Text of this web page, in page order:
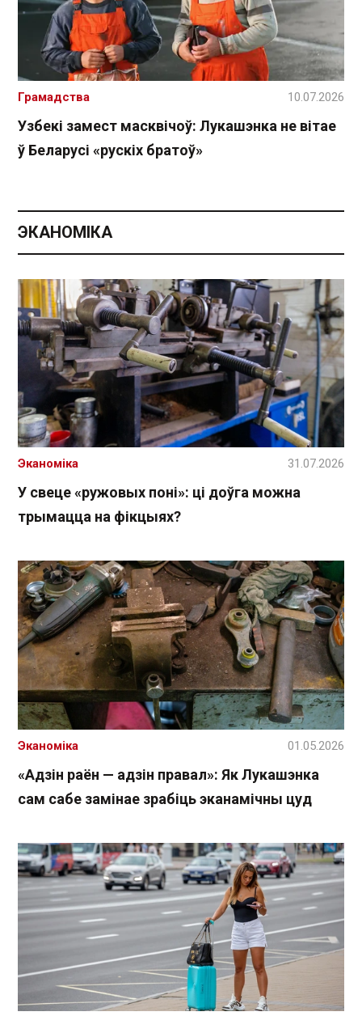
Узбекі замест масквічоў: Лукашэнка не вітае
ў Беларусі «рускіх братоў»
Грамадства 10.07.2026
ЭКАНОМІКА
У свеце «ружовых поні»: ці доўга можна
трымацца на фікцыях?
Эканоміка 31.07.2026
«Адзін раён — адзін правал»: Як Лукашэнка
сам сабе замінае зрабіць эканамічны цуд
Эканоміка 01.05.2026